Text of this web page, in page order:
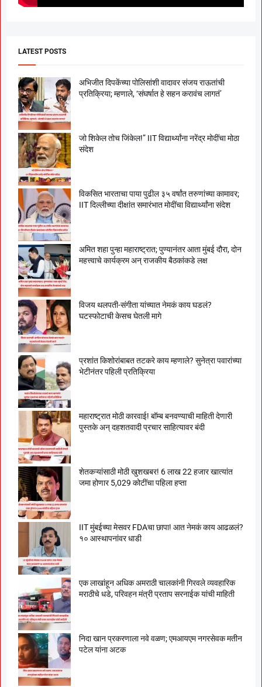
LATEST POSTS
अभिजीत दिपकेंच्या पोलिसांशी वादावर संजय राऊतांची
प्रतिक्रिया; म्हणाले, ‘संघर्षात हे सहन करावंच लागतं’
जो शिकेल तोच जिंकेल!” IIT विद्यार्थ्यांना नरेंद्र मोदींचा मोठा
संदेश
विकसित भारताचा पाया पुढील ३५ वर्षांत तरुणांच्या कामावर;
IIT दिल्लीच्या दीक्षांत समारंभात मोदींचा विद्यार्थ्यांना संदेश
अमित शहा पुन्हा महाराष्ट्रात; पुण्यानंतर आता मुंबई दौरा, दोन
महत्त्वाचे कार्यक्रम अन् राजकीय बैठकांकडे लक्ष
विजय थलपती-संगीता यांच्यात नेमकं काय घडलं?
घटस्फोटाची केसच घेतली मागे
प्रशांत किशोरांबाबत तटकरे काय म्हणाले? सुनेत्रा पवारांच्या
भेटीनंतर पहिली प्रतिक्रिया
महाराष्ट्रात मोठी कारवाई! बॉम्ब बनवण्याची माहिती देणारी
पुस्तके अन् दहशतवादी प्रचार साहित्यावर बंदी
शेतकऱ्यांसाठी मोठी खुशखबर! 6 लाख 22 हजार खात्यांत
जमा होणार 5,029 कोटींचा पहिला हप्ता
IIT मुंबईच्या मेसवर FDAचा छापा! आत नेमकं काय आढळलं?
१० आस्थापनांवर धाडी
एक लाखांहून अधिक अमराठी चालकांनी गिरवले व्यवहारिक
मराठीचे धडे, परिवहन मंत्री प्रताप सरनाईक यांची माहिती
निदा खान प्रकरणाला नवे वळण; एमआयएम नगरसेवक मतीन
पटेल यांना अटक